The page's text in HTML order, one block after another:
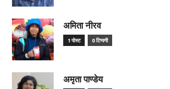
अमिता नीरव
1 पोस्ट 0 टिप्पणी
अमृता पाण्डेय